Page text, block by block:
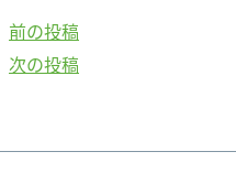
投
前の投稿
次の投稿